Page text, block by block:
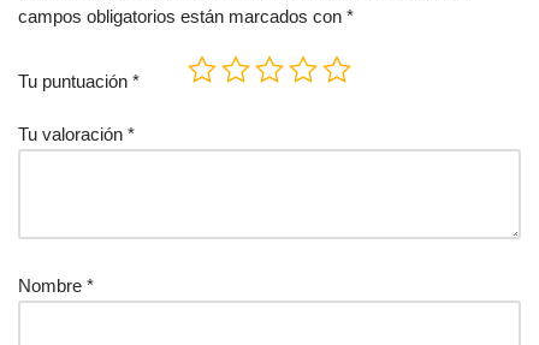
campos obligatorios están marcados con *
Tu puntuación *
Tu valoración *
Nombre *